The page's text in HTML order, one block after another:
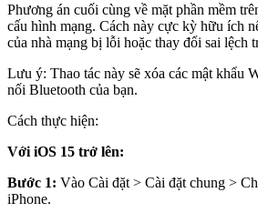
Phương án cuối cùng về mặt phần mềm
cấu hình mạng. Cách này cực kỳ hữu ích
của nhà mạng bị lỗi hoặc thay đổi sai lệch
Lưu ý: Thao tác này sẽ xóa các mật khẩu
nối Bluetooth của bạn.
Cách thực hiện:
Với iOS 15 trở lên:
Bước 1: Vào Cài đặt > Cài đặt chung >
iPhone.